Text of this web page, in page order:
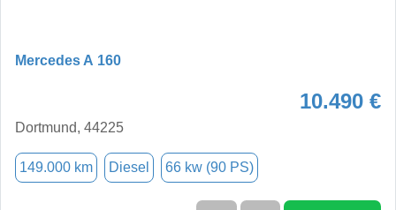
Mercedes A 160
10.490 €
Dortmund, 44225
149.000 km Diesel 66 kw (90 PS)